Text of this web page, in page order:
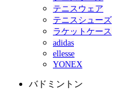
テニスウェア
テニスシューズ
ラケットケース
adidas
ellesse
YONEX
バドミントン